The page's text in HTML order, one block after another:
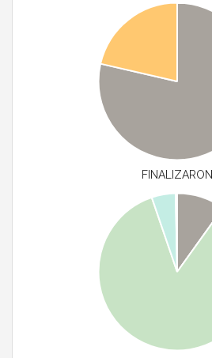
FINALIZARON